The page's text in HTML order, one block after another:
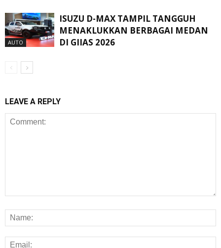
AUTO
ISUZU D-MAX TAMPIL TANGGUH
MENAKLUKKAN BERBAGAI MEDAN
DI GIIAS 2026
LEAVE A REPLY